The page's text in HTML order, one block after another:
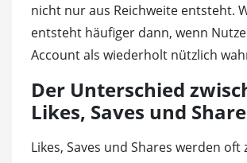
nicht nur aus Reichweite entsteht.
entsteht häufiger dann, wenn
Account als wiederholt nützlich
Der Unterschied
Likes, Saves und
Likes, Saves und Shares werden oft